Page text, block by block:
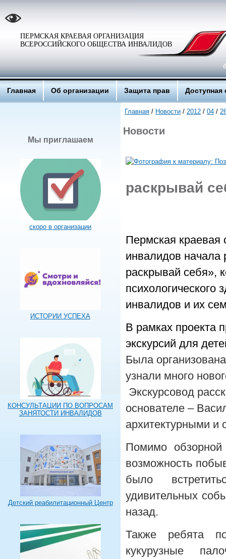
ПЕРМСКАЯ КРАЕВАЯ ОРГАНИЗАЦИЯ
ВСЕРОССИЙСКОГО ОБЩЕСТВА ИНВАЛИДОВ
Главная Об организации Защита прав Доступная
Мы приглашаем
скоро в организации
ИСТОРИИ УСПЕХА
КОНСУЛЬТАЦИИ ПО ВОПРОСАМ
ЗАНЯТОСТИ ИНВАЛИДОВ
Детский реабилитационный Центр
Главная / Новости / 2012 / 04 /
Новости
раскрывай
Пермская краевая
инвалидов начала
раскрывай себя»,
психологического
инвалидов и их
В рамках проекта
экскурсий для
Была
узнали много
Экскурсовод
основателе –
архитектурными и
Помимо обзорной
возможность
было
удивительных
назад.
Также ребята
кукурузные